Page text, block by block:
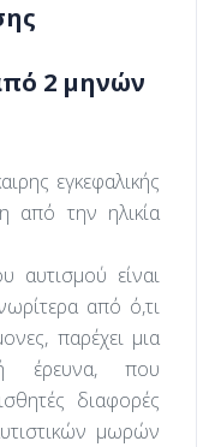
2 μηνών
εγκεφαλικής
από την ηλικία
αυτισμού είναι
από ό,τι
παρέχει μια
έρευνα, που
διαφορές
μωρών